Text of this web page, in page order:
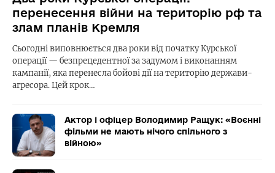
перенесення війни на територію рф та
злам планів Кремля
Сьогодні виповнюється два роки від початку Курської
операції — безпрецедентної за задумом і виконанням
кампанії, яка перенесла бойові дії на територію держави-
агресора. Цей крок…
Актор і офіцер Володимир Ращук: «Воєнні
фільми не мають нічого спільного з
війною»